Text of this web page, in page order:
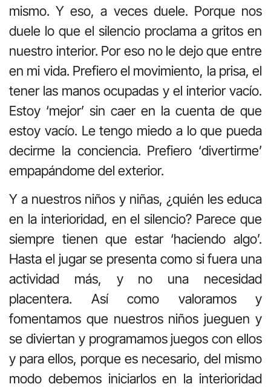
mismo. Y eso, a veces duele. Porque nos
duele lo que el silencio proclama a gritos en
nuestro interior. Por eso no le dejo que entre
en mi vida. Prefiero el movimiento, la prisa, el
tener las manos ocupadas y el interior vacío.
Estoy ‘mejor’ sin caer en la cuenta de que
estoy vacío. Le tengo miedo a lo que pueda
decirme la conciencia. Prefiero ‘divertirme’
empapándome del exterior.
Y a nuestros niños y niñas, ¿quién les educa
en la interioridad, en el silencio? Parece que
siempre tienen que estar ‘haciendo algo’.
Hasta el jugar se presenta como si fuera una
actividad más, y no una necesidad
placentera. Así como valoramos y
fomentamos que nuestros niños jueguen y
se diviertan y programamos juegos con ellos
y para ellos, porque es necesario, del mismo
modo debemos iniciarlos en la interioridad